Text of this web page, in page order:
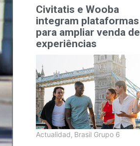
Civitatis e Wooba
integram plataformas
para ampliar venda de
experiências
Actualidad, Brasil Grupo 6